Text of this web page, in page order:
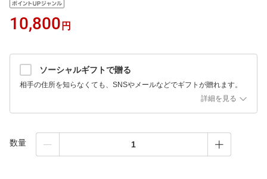
10,800 円
ソーシャルギフトで贈る
相手の住所を知らなくても、SNSやメールなどでギフトが贈れます。
詳細を見る
数量